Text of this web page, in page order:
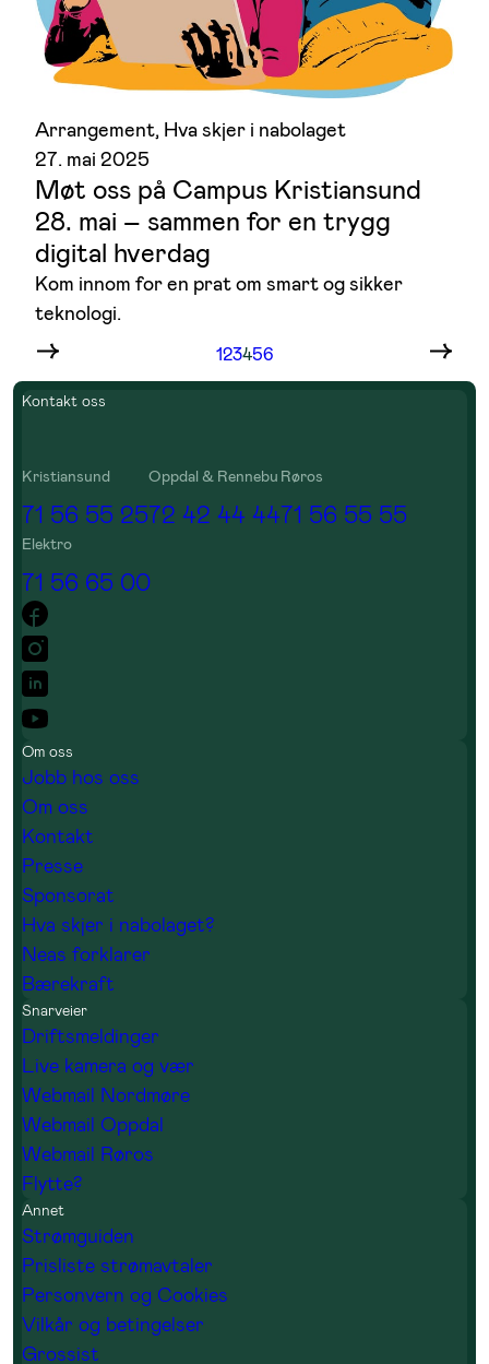
Arrangement, Hva skjer i nabolaget
27. mai 2025
Møt oss på Campus Kristiansund
28. mai – sammen for en trygg
digital hverdag
Kom innom for en prat om smart og sikker
teknologi.
123456
Kontakt oss
Kristiansund
71 56 55 25
Oppdal & Rennebu
72 42 44 44
Røros
71 56 55 55
Elektro
71 56 65 00
Om oss
Jobb hos oss
Om oss
Kontakt
Presse
Sponsorat
Hva skjer i nabolaget?
Neas forklarer
Bærekraft
Snarveier
Driftsmeldinger
Live kamera og vær
Webmail Nordmøre
Webmail Oppdal
Webmail Røros
Flytte?
Annet
Strømguiden
Prisliste strømavtaler
Personvern og Cookies
Vilkår og betingelser
Grossist